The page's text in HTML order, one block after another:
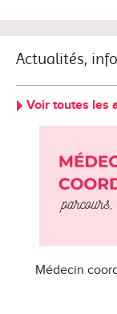
Actualités,
Voir toutes les
Médecin